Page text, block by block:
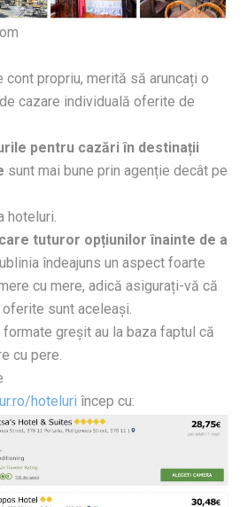
cont propriu, merită să aruncați o
cazare individuală oferite de
pentru cazări în destinații
sunt mai bune prin agenție decât pe
hoteluri.
tuturor opțiunilor înainte de a
îndeajuns un aspect foarte
cu mere, adică asigurați-vă că
sunt aceleași.
greșit au la baza faptul că
cu pere.
hoteluri încep cu: